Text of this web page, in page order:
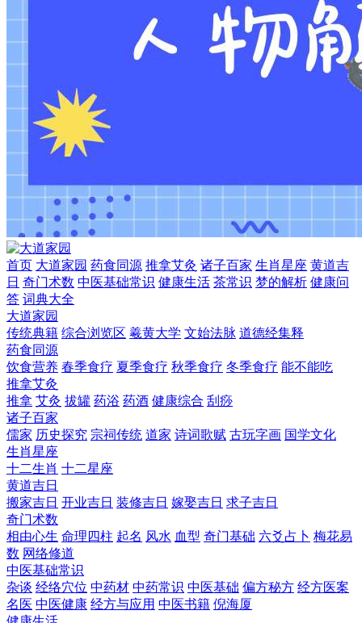
首页 大道家园 药食同源 推拿艾灸 诸子百家 生肖星座 黄道吉
日 奇门术数 中医基础常识 健康生活 茶常识 梦的解析 健康问
答 词典大全
大道家园
传统典籍 综合浏览区 羲黄大学 文始法脉 道德经集释
药食同源
饮食营养 春季食疗 夏季食疗 秋季食疗 冬季食疗 能不能吃
推拿艾灸
推拿 艾灸 拔罐 药浴 药酒 健康综合 刮痧
诸子百家
儒家 历史探究 宗祠传统 道家 诗词歌赋 古玩字画 国学文化
生肖星座
十二生肖 十二星座
黄道吉日
搬家吉日 开业吉日 装修吉日 嫁娶吉日 求子吉日
奇门术数
相由心生 命理四柱 起名 风水 血型 奇门基础 六爻占卜 梅花易
数 网络修道
中医基础常识
杂谈 经络穴位 中药材 中药常识 中医基础 偏方秘方 经方医案
名医 中医健康 经方与应用 中医书籍 倪海厦